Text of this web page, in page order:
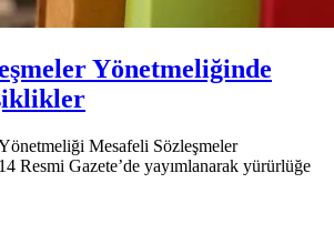
Yönetmeliğinde
Mesafeli Sözleşmeler
Resmi Gazete’de yayımlanarak yürürlüğe